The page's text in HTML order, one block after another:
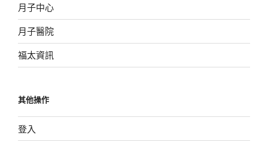
月子中心
月子醫院
福太資訊
其他操作
登入